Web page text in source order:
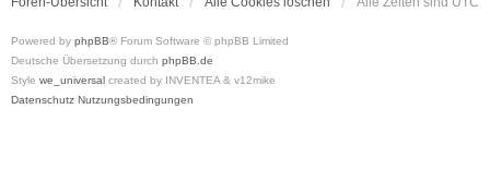
Powered by phpBB® Forum Software © phpBB Limited
Deutsche Übersetzung durch phpBB.de
Style we_universal created by INVENTEA & v12mike
Datenschutz Nutzungsbedingungen